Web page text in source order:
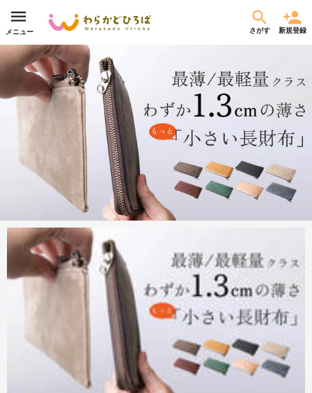
メニュー さがす 新規登録